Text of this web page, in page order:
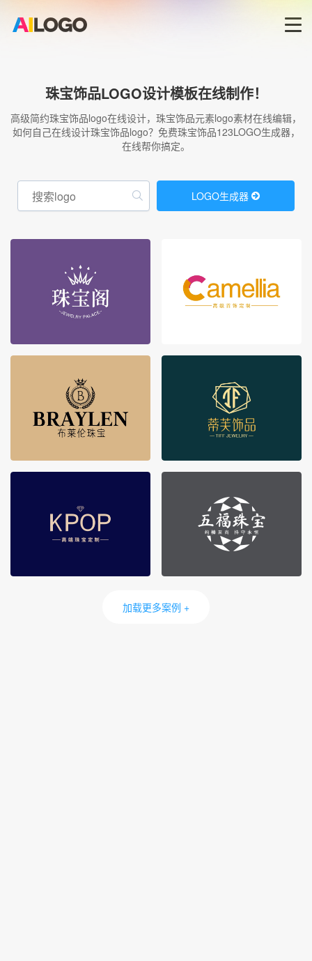
LOGO生成器→
LOGO模板
商标版权
登录
珠宝饰品LOGO设计模板在线制作！
高级简约珠宝饰品logo在线设计，珠宝饰品元素logo素材在线编辑，
如何自己在线设计珠宝饰品logo？免费珠宝饰品123LOGO生成器，
在线帮你搞定。
LOGO生成器
加载更多案例 +